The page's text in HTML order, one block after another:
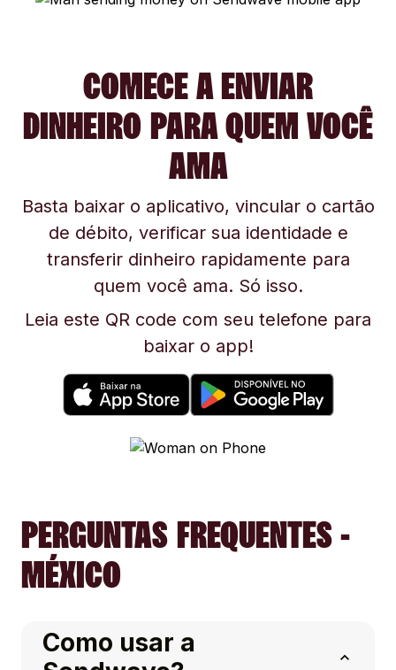
COMECE A ENVIAR
DINHEIRO PARA QUEM VOCÊ
AMA
Basta baixar o aplicativo, vincular o cartão
de débito, verificar sua identidade e
transferir dinheiro rapidamente para
quem você ama. Só isso.
Leia este QR code com seu telefone para
baixar o app!
PERGUNTAS FREQUENTES -
MÉXICO
Como usar a